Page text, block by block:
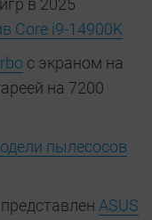
в 2025
Core i9-14900K
с экраном на
на 7200
пылесосов
ASUS